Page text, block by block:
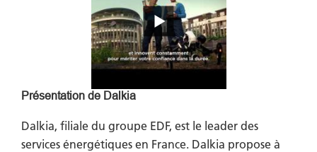
Présentation de Dalkia
Dalkia, filiale du groupe EDF, est le leader des
services énergétiques en France. Dalkia propose à